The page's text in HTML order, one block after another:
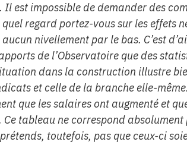
Il est impossible de demander des
regard portez-vous sur les effets
aucun nivellement par le bas. C’est
de l’Observatoire que des
dans la construction illustre
et celle de la branche elle-
que les salaires ont augmenté et
tableau ne correspond
toutefois, pas que ceux-ci